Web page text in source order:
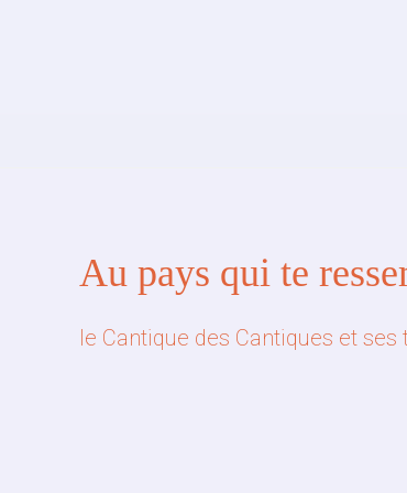
Au pays qui te
le Cantique des Cantiques et